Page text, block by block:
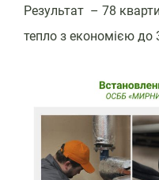
Результат – 78
тепло з економією до